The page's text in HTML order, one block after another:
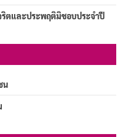
ริตและประพฤติมิชอบประจำปี
น